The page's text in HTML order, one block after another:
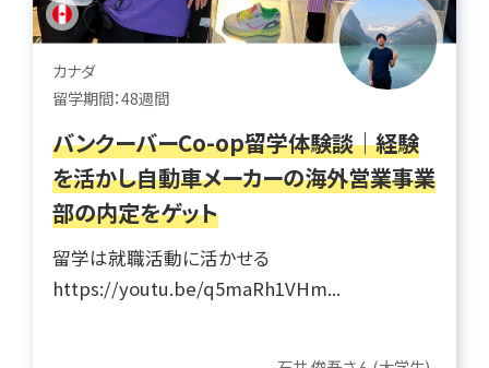
カナダ
留学期間：48週間
バンクーバーCo-op留学体験談｜経験
を活かし自動車メーカーの海外営業事業
部の内定をゲット
留学は就職活動に活かせる
https://youtu.be/q5maRh1VHm...